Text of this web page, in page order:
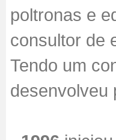
poltronas e
consultor de
Tendo um
desenvolveu